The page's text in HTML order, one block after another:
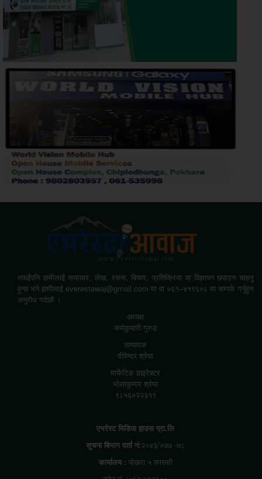
तपाईंपनि हामीलाई समाचार, लेख, रचना, बिचार, प्रतिक्रिया वा विज्ञापन छपाउन चाहनु
हुन्छ भने हामीलाई everestawaj@gmail.com मा वा ०६१–४१९६०८ मा सम्पर्क गर्नुहुन
अनुरोध गर्दछौं ।
अध्यक्ष
कर्मकुमारी गुरुङ
सम्पादक
दीपेन्द्र श्रेष्ठ
मार्केटिङ डाइरेक्टर
भोलाकुमार श्रेष्ठ
९८५६०२२३१९
एभरेस्ट मिडिया हाउस प्रा.लि
सूचना बिभाग दर्ता नं:२०४३/०७७ -७८
कार्यालय : पोखरा ५ कास्की